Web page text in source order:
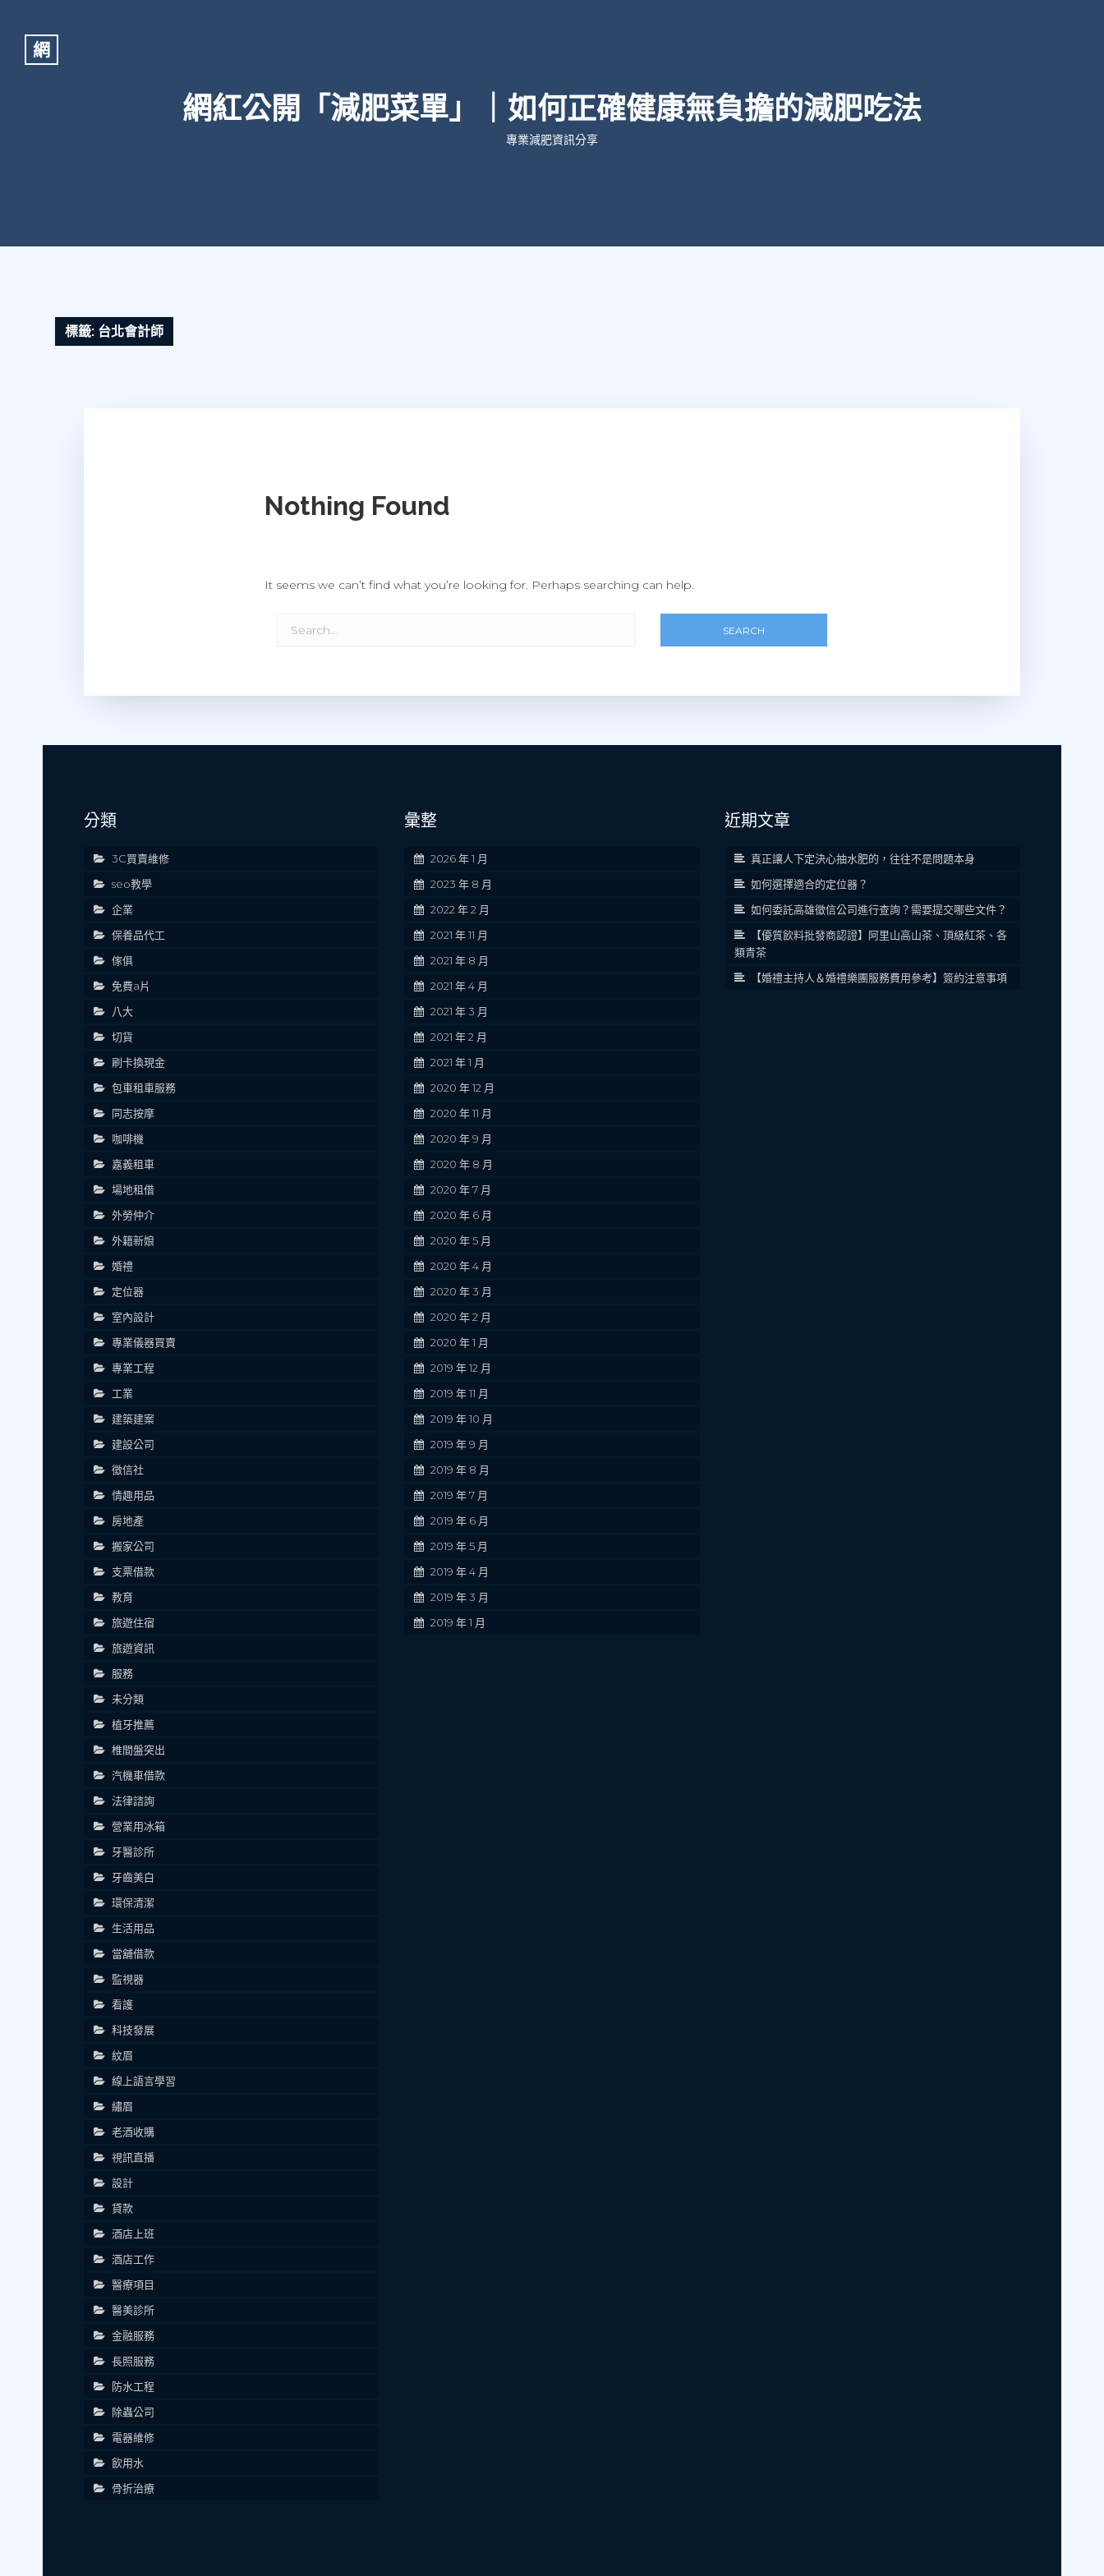
網
網紅公開「減肥菜單」｜如何正確健康無負擔的減肥吃法
專業減肥資訊分享
標籤: 台北會計師
Nothing Found
It seems we can’t find what you’re looking for. Perhaps searching can help.
SEARCH
分類
3C買賣維修
seo教學
企業
保養品代工
傢俱
免費a片
八大
切貨
刷卡換現金
包車租車服務
同志按摩
咖啡機
嘉義租車
場地租借
外勞仲介
外籍新娘
婚禮
定位器
室內設計
專業儀器買賣
專業工程
工業
建築建案
建設公司
徵信社
情趣用品
房地產
搬家公司
支票借款
教育
旅遊住宿
旅遊資訊
服務
未分類
植牙推薦
椎間盤突出
汽機車借款
法律諮詢
營業用冰箱
牙醫診所
牙齒美白
環保清潔
生活用品
當舖借款
監視器
看護
科技發展
紋眉
線上語言學習
繡眉
老酒收購
視訊直播
設計
貸款
酒店上班
酒店工作
醫療項目
醫美診所
金融服務
長照服務
防水工程
除蟲公司
電器維修
飲用水
骨折治療
彙整
2026 年 1 月
2023 年 8 月
2022 年 2 月
2021 年 11 月
2021 年 8 月
2021 年 4 月
2021 年 3 月
2021 年 2 月
2021 年 1 月
2020 年 12 月
2020 年 11 月
2020 年 9 月
2020 年 8 月
2020 年 7 月
2020 年 6 月
2020 年 5 月
2020 年 4 月
2020 年 3 月
2020 年 2 月
2020 年 1 月
2019 年 12 月
2019 年 11 月
2019 年 10 月
2019 年 9 月
2019 年 8 月
2019 年 7 月
2019 年 6 月
2019 年 5 月
2019 年 4 月
2019 年 3 月
2019 年 1 月
近期文章
真正讓人下定決心抽水肥的，往往不是問題本身
如何選擇適合的定位器？
如何委託高雄徵信公司進行查詢？需要提交哪些文件？
【優質飲料批發商認證】阿里山高山茶、頂級紅茶、各
類青茶
【婚禮主持人＆婚禮樂團服務費用參考】簽約注意事項